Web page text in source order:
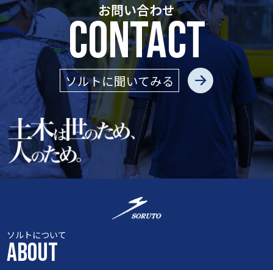
お問い合わせ
CONTACT
ソルトに聞いてみる
ソルトについて
ABOUT